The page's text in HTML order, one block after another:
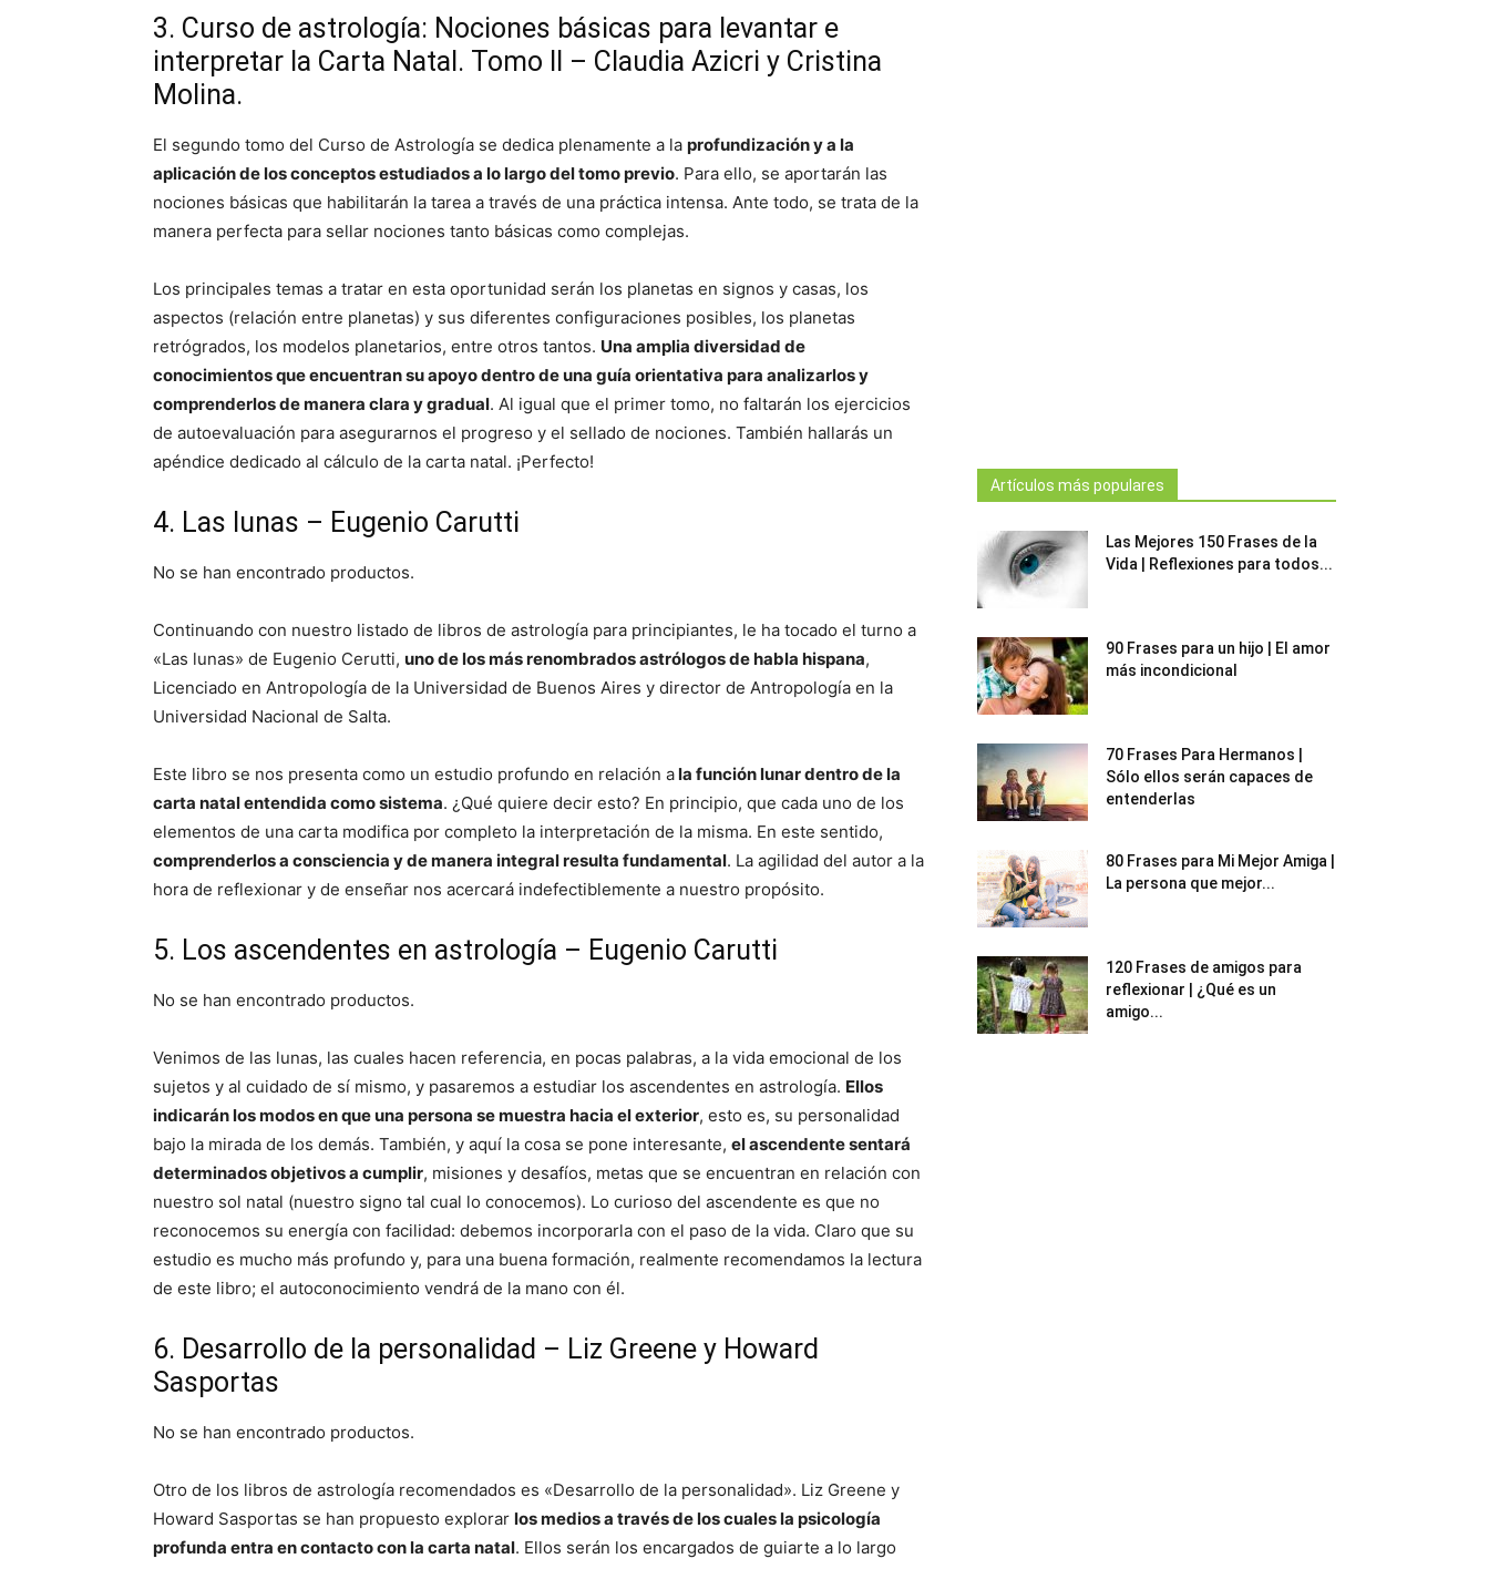
3. Curso de astrología: Nociones básicas para levantar e
interpretar la Carta Natal. Tomo II – Claudia Azicri y Cristina
Molina.
El segundo tomo del Curso de Astrología se dedica plenamente a la profundización y a la
aplicación de los conceptos estudiados a lo largo del tomo previo. Para ello, se aportarán las
nociones básicas que habilitarán la tarea a través de una práctica intensa. Ante todo, se trata de la
manera perfecta para sellar nociones tanto básicas como complejas.
Los principales temas a tratar en esta oportunidad serán los planetas en signos y casas, los
aspectos (relación entre planetas) y sus diferentes configuraciones posibles, los planetas
retrógrados, los modelos planetarios, entre otros tantos. Una amplia diversidad de
conocimientos que encuentran su apoyo dentro de una guía orientativa para analizarlos y
comprenderlos de manera clara y gradual. Al igual que el primer tomo, no faltarán los ejercicios
de autoevaluación para asegurarnos el progreso y el sellado de nociones. También hallarás un
apéndice dedicado al cálculo de la carta natal. ¡Perfecto!
4. Las lunas – Eugenio Carutti
No se han encontrado productos.
Continuando con nuestro listado de libros de astrología para principiantes, le ha tocado el turno a
«Las lunas» de Eugenio Cerutti, uno de los más renombrados astrólogos de habla hispana,
Licenciado en Antropología de la Universidad de Buenos Aires y director de Antropología en la
Universidad Nacional de Salta.
Este libro se nos presenta como un estudio profundo en relación ala función lunar dentro de la
carta natal entendida como sistema. ¿Qué quiere decir esto? En principio, que cada uno de los
elementos de una carta modifica por completo la interpretación de la misma. En este sentido,
comprenderlos a consciencia y de manera integral resulta fundamental. La agilidad del autor a la
hora de reflexionar y de enseñar nos acercará indefectiblemente a nuestro propósito.
5. Los ascendentes en astrología – Eugenio Carutti
No se han encontrado productos.
Venimos de las lunas, las cuales hacen referencia, en pocas palabras, a la vida emocional de los
sujetos y al cuidado de sí mismo, y pasaremos a estudiar los ascendentes en astrología. Ellos
indicarán los modos en que una persona se muestra hacia el exterior, esto es, su personalidad
bajo la mirada de los demás. También, y aquí la cosa se pone interesante, el ascendente sentará
determinados objetivos a cumplir, misiones y desafíos, metas que se encuentran en relación con
nuestro sol natal (nuestro signo tal cual lo conocemos). Lo curioso del ascendente es que no
reconocemos su energía con facilidad: debemos incorporarla con el paso de la vida. Claro que su
estudio es mucho más profundo y, para una buena formación, realmente recomendamos la lectura
de este libro; el autoconocimiento vendrá de la mano con él.
6. Desarrollo de la personalidad – Liz Greene y Howard
Sasportas
No se han encontrado productos.
Otro de los libros de astrología recomendados es «Desarrollo de la personalidad». Liz Greene y
Howard Sasportas se han propuesto explorar los medios a través de los cuales la psicología
profunda entra en contacto con la carta natal. Ellos serán los encargados de guiarte a lo largo
Artículos más populares
Las Mejores 150 Frases de la
Vida | Reflexiones para todos...
90 Frases para un hijo | El amor
más incondicional
70 Frases Para Hermanos |
Sólo ellos serán capaces de
entenderlas
80 Frases para Mi Mejor Amiga |
La persona que mejor...
120 Frases de amigos para
reflexionar | ¿Qué es un
amigo...